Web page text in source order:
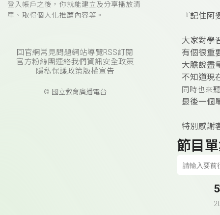
登入帳戶之後，你就能建立及分享播放清
單、取得個人化推薦內容等。
回官網常見問題網站導覽RSS訂閱
官方粉絲團連絡我們 資訊安全政策
隱私保護政策版權宣告
© 國立教育廣播電台
『記住
大家對學
有個很重
大膽說盡
不知道現
同時也來
最後一個
特別感謝
節目